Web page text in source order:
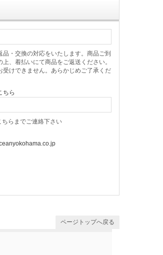
・交換の対応をいたします。商品ご到
、着払いにて商品をご返送ください。
受けできません。あらかじめご了承くだ
ちら
らまでご連絡下さい
ページトップへ戻る